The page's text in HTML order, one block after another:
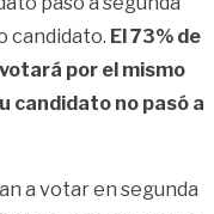
candidato. El 73% de
por el mismo
candidato no pasó a
a votar en segunda